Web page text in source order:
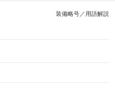
装備略号／用語解説